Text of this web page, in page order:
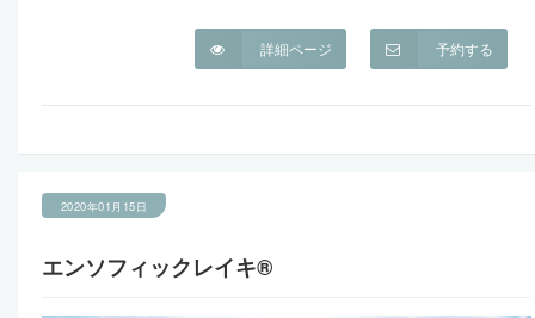
予約する
詳細ページ
2020年01月15日
エンソフィックレイキ®